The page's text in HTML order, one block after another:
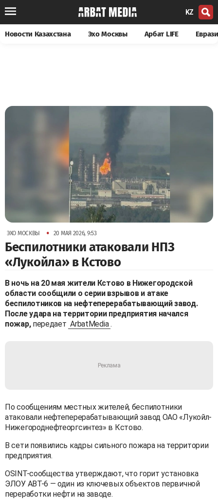
KZ
Новости Казахстана Эхо Москвы Арбат LIFE
ЭХО МОСКВЫ • 20 МАЯ 2026, 9:53
Беспилотники атаковали НПЗ
«Лукойла» в Кстово
В ночь на 20 мая жители Кстово в Нижегородской
области сообщили о серии взрывов и атаке
беспилотников на нефтеперерабатывающий завод.
После удара на территории предприятия начался
пожар, передает ArbatMedia .
По сообщениям местных жителей, беспилотники
атаковали нефтеперерабатывающий завод ОАО «Лукойл-
Нижегороднефтеоргсинтез» в Кстово.
В сети появились кадры сильного пожара на территории
предприятия.
OSINT-сообщества утверждают, что горит установка
ЭЛОУ АВТ-6 — один из ключевых объектов первичной
переработки нефти на заводе.